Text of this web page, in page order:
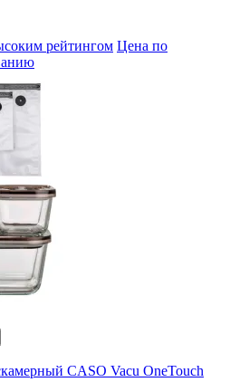
рейтингом Цена по
CASO Vacu OneTouch